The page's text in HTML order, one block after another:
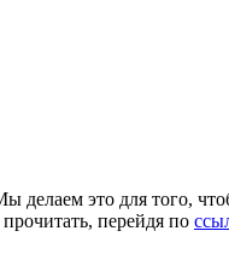
это для того,
перейдя по